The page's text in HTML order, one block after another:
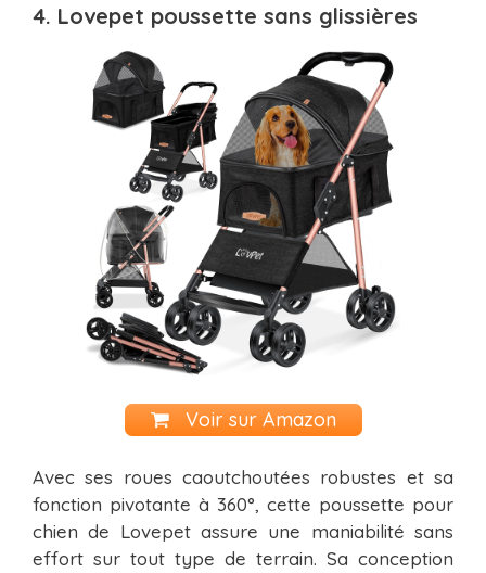
4. Lovepet poussette sans glissières
Voir sur Amazon
Avec ses roues caoutchoutées robustes et sa
fonction pivotante à 360°, cette poussette pour
chien de Lovepet assure une maniabilité sans
effort sur tout type de terrain. Sa conception